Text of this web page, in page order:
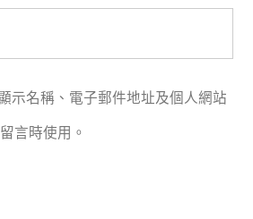
示名稱、電子郵件地址及個人網站
言時使用。